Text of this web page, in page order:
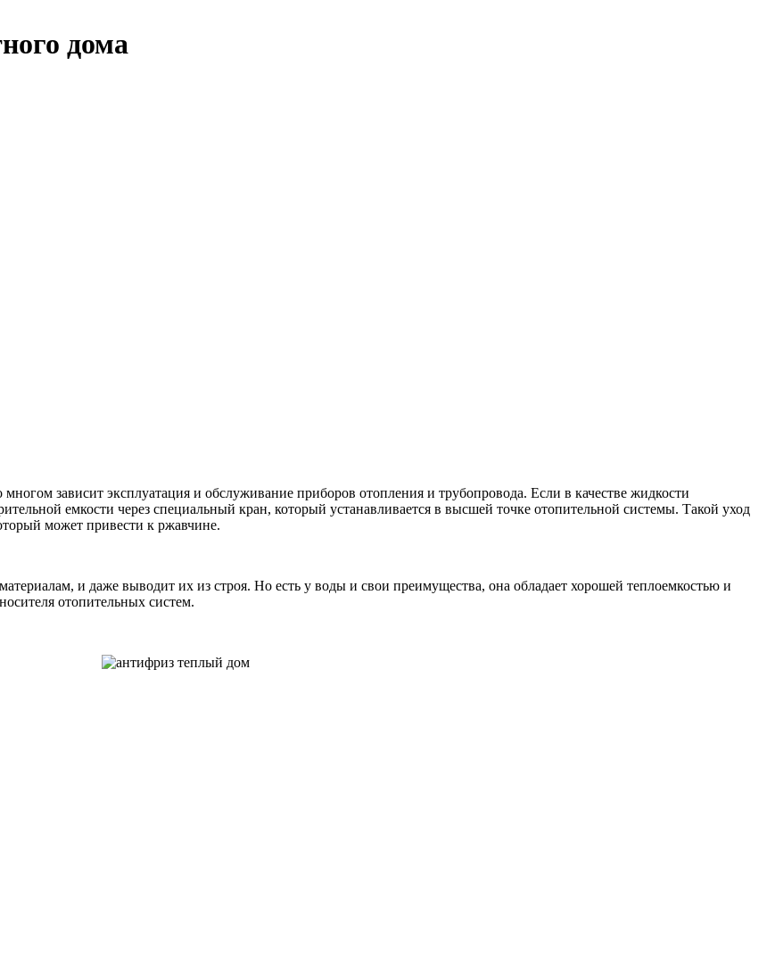
дома
зависит эксплуатация и обслуживание приборов отопления и трубопровода. Если в качестве жидкости
емкости через специальный кран, который устанавливается в высшей точке отопительной системы. Такой уход
может привести к ржавчине.
и даже выводит их из строя. Но есть у воды и свои преимущества, она обладает хорошей теплоемкостью и
отопительных систем.